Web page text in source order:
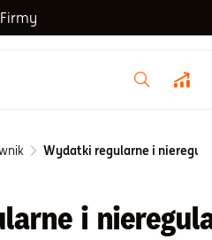
Firmy
Wydatki regularne i
i